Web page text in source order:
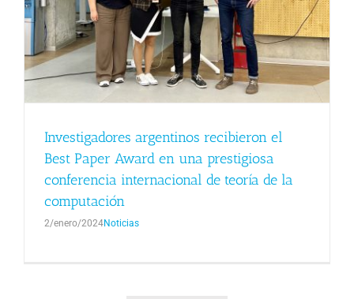
Investigadores argentinos recibieron el
Best Paper Award en una prestigiosa
conferencia internacional de teoría de la
computación
2/enero/2024Noticias